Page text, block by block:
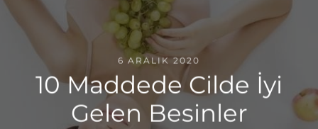
6 ARALIK 2020
10 Maddede Cilde İyi
Gelen Besinler